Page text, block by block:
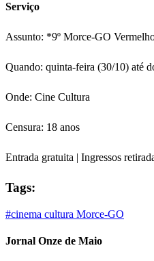
Serviço
Assunto: *9º Morce-GO
Quando: quinta-feira (30/10) até
Onde: Cine Cultura
Censura: 18 anos
Entrada gratuita | Ingressos
Tags:
#cinema cultura Morce-GO
Jornal Onze de Maio